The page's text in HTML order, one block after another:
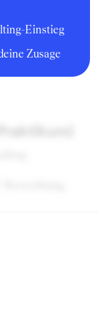
Einstieg
Zusage